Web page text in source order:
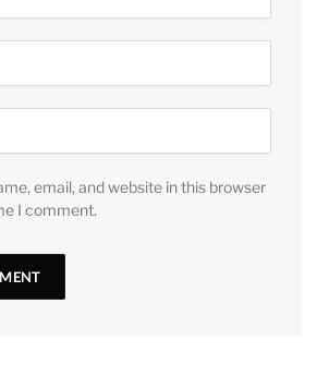
email, and website in this browser
I comment.